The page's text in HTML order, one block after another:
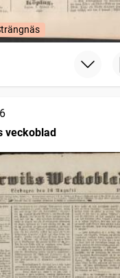
veckoblad